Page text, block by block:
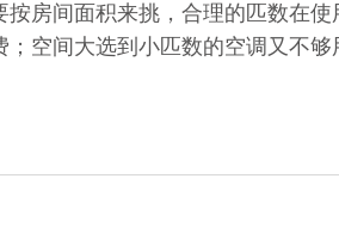
房间面积来挑，合理的匹数在
空间大选到小匹数的空调又不